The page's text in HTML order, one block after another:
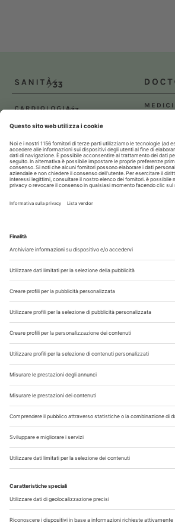
Chi Siamo
Contatti
Note Legali
Privacy
©2026 Edra S.p.a | www.edraspa.it |
| Tel. 02/881841 | Sede legale: Viale
20134 Milano (Italy)